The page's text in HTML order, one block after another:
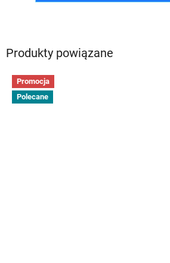
Produkty powiązane
Promocja
Polecane